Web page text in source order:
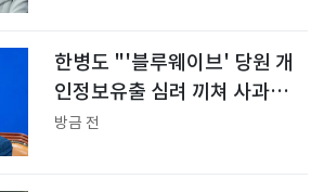
한병도 "'블루웨이브' 당원 개
인정보유출 심려 끼쳐 사과드린
다"
방금 전